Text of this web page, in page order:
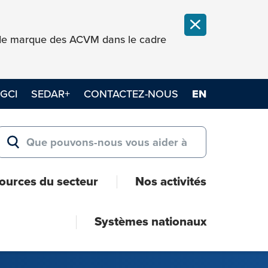
marque des ACVM dans le cadre FERMER LA
GCI SEDAR+ CONTACTEZ-NOUS EN
for:
RECHERCHER
du secteur Nos activités
Systèmes nationaux